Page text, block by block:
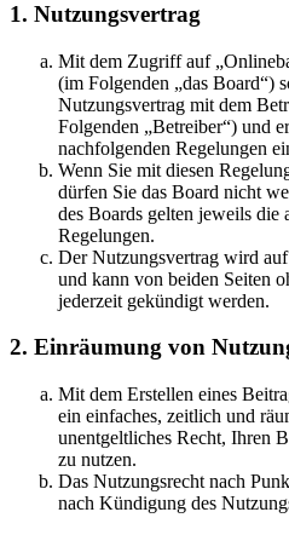
1. Nutzungsvertrag
Mit dem Zugriff auf
(im Folgenden „das Board“)
Nutzungsvertrag mit dem
Folgenden „Betreiber“) und
nachfolgenden Regelungen
Wenn Sie mit diesen
dürfen Sie das Board nicht
des Boards gelten jeweils die
Regelungen.
Der Nutzungsvertrag wird
und kann von beiden Seiten
jederzeit gekündigt werden.
2. Einräumung von
Mit dem Erstellen eines
ein einfaches, zeitlich und
unentgeltliches Recht, Ihren
zu nutzen.
Das Nutzungsrecht nach
nach Kündigung des